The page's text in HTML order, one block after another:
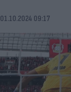
01.10.2024 09:17